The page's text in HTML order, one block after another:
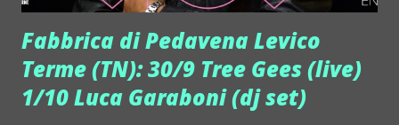
Fabbrica di Pedavena Levico
Terme (TN): 30/9 Tree Gees (live)
1/10 Luca Garaboni (dj set)